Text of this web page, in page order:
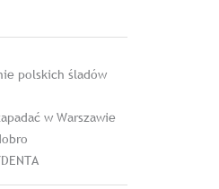
polskich śladów
w Warszawie